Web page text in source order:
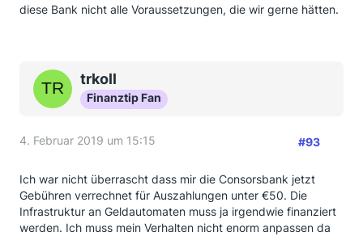
diese Bank nicht alle Voraussetzungen, die wir gerne hätten.
trkoll
Finanztip Fan
4. Februar 2019 um 15:15 #93
Ich war nicht überrascht dass mir die Consorsbank jetzt
Gebühren verrechnet für Auszahlungen unter €50. Die
Infrastruktur an Geldautomaten muss ja irgendwie finanziert
werden. Ich muss mein Verhalten nicht enorm anpassen da